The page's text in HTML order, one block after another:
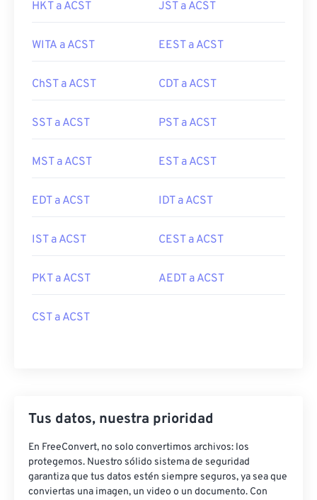
HKT a ACST JST a ACST
WITA a ACST EEST a ACST
ChST a ACST CDT a ACST
SST a ACST PST a ACST
MST a ACST EST a ACST
EDT a ACST IDT a ACST
IST a ACST CEST a ACST
PKT a ACST AEDT a ACST
CST a ACST
Tus datos, nuestra prioridad
En FreeConvert, no solo convertimos archivos: los
protegemos. Nuestro sólido sistema de seguridad
garantiza que tus datos estén siempre seguros, ya sea que
conviertas una imagen, un video o un documento. Con